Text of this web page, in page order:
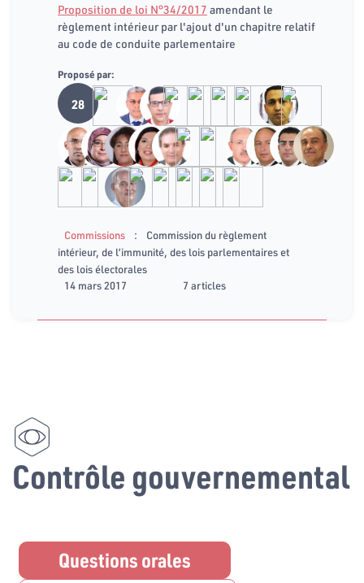
Proposition de loi N°34/2017 amendant le
règlement intérieur par l'ajout d'un chapitre relatif
au code de conduite parlementaire
Proposé par:
28
Commissions :
Commission du règlement
intérieur, de l’immunité, des lois parlementaires et
des lois électorales
14 mars 2017
7 articles
Contrôle gouvernemental
Questions orales